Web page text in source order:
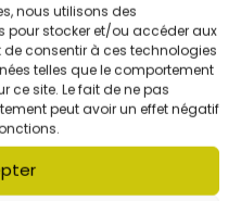
nous utilisons des
pour stocker et/ou accéder aux
consentir à ces technologies
telles que le comportement
ce site. Le fait de ne pas
peut avoir un effet négatif
ÊTRE